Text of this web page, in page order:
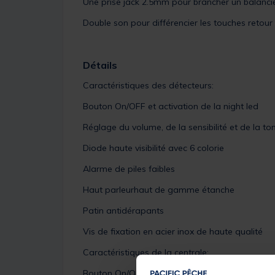
Double son pour différencier les touches
Détails
Caractéristiques des détecteurs:
Bouton On/OFF et activation de la night led
Réglage du volume, de la sensibilité et de la
Diode haute visibilité avec 6 colorie
Alarme de piles faibles
Haut parleurhaut de gamme étanche
Patin antidérapants
Vis de fixation en acier inox de haute qualité
Caractéristiques de la centrale: